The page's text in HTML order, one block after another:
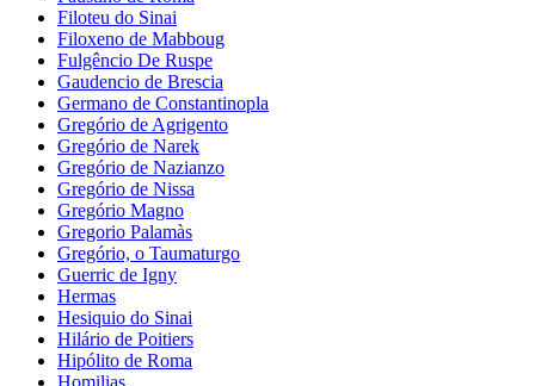
Filoteu do Sinai
Filoxeno de Mabboug
Fulgêncio De Ruspe
Gaudencio de Brescia
Germano de Constantinopla
Gregório de Agrigento
Gregório de Narek
Gregório de Nazianzo
Gregório de Nissa
Gregório Magno
Gregorio Palamàs
Gregório, o Taumaturgo
Guerric de Igny
Hermas
Hesiquio do Sinai
Hilário de Poitiers
Hipólito de Roma